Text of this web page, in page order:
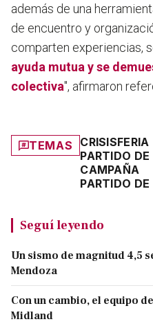
además de una
de encuentro y
comparten experiencias,
ayuda mutua y se
colectiva", afirmaron
TEMAS CRISISFERIA
PARTIDO
CAMPAÑA
PARTIDO
Seguí leyendo
Un sismo de magnitud 4,5
Mendoza
Con un cambio, el equipo
Midland